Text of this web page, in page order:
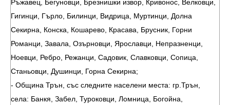
Ръжавец, Бегуновци, Брезнишки извор, Кривонос, Велковци,
Гигинци, Гърло, Билинци, Видрица, Муртинци, Долна
Секирна, Конска, Кошарево, Красава, Брусник, Горни
Романци, Завала, Озърновци, Ярославци, Непразненци,
Ноевци, Ребро, Режанци, Садовик, Славковци, Сопица,
Станьовци, Душинци, Горна Секирна;
- Община Трън, със следните населени места: гр.Трън,
села: Банкя, Забел, Туроковци, Ломница, Богойна,